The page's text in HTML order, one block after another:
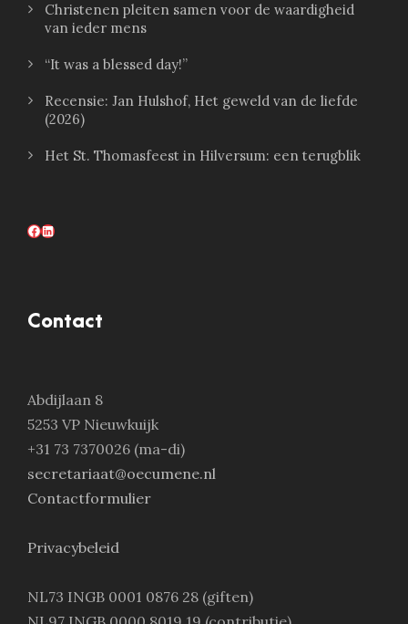
Christenen pleiten samen voor de waardigheid
van ieder mens
“It was a blessed day!”
Recensie: Jan Hulshof, Het geweld van de liefde
(2026)
Het St. Thomasfeest in Hilversum: een terugblik
Facebook LinkedIn
Contact
Abdijlaan 8
5253 VP Nieuwkuijk
+31 73 7370026 (ma-di)
secretariaat@oecumene.nl
Contactformulier
Privacybeleid
NL73 INGB 0001 0876 28 (giften)